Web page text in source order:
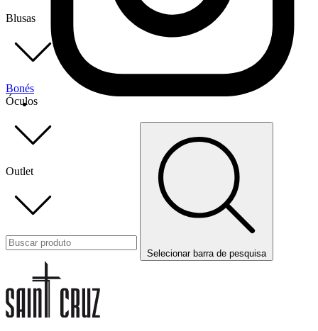
Blusas
Bonés
Óculos
Outlet
Selecionar barra de pesquisa